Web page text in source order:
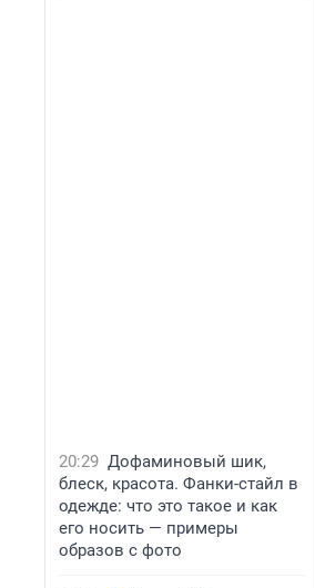
20:29 Дофаминовый шик,
блеск, красота. Фанки-стайл в
одежде: что это такое и как
его носить — примеры
образов с фото